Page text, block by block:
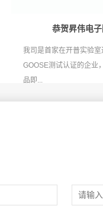
恭贺昇伟电
我司是首家在开普实验
GOOSE测试认证的企业
品即...